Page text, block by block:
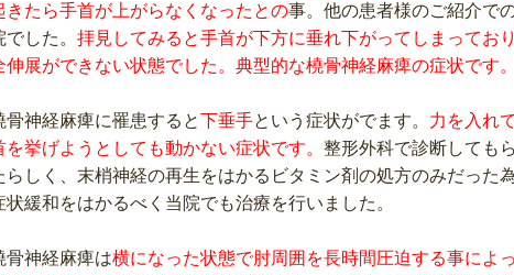
きたら手首が上がらなくなったとの事。他の患者様のご紹介で
でした。 拝見してみると手首が下方に垂れ下がってしまってお
伸展ができない状態でした。典型的な橈骨神経麻痺の症状です。
骨神経麻痺に罹患すると下垂手という症状がでます。 力を入れ
を挙げようとしても動かない症状です。 整形外科で診断しても
らしく、末梢神経の再生をはかるビタミン剤の処方のみだった為
状緩和をはかるべく当院でも治療を行いました。
骨神経麻痺は横になった状態で肘周囲を長時間圧迫する事によ